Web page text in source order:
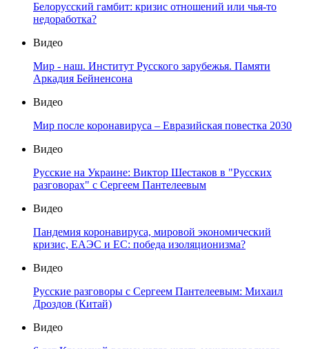
Белорусский гамбит: кризис отношений или чья-то
недоработка?
Видео
Мир - наш. Институт Русского зарубежья. Памяти
Аркадия Бейненсона
Видео
Мир после коронавируса – Евразийская повестка 2030
Видео
Русские на Украине: Виктор Шестаков в "Русских
разговорах" с Сергеем Пантелеевым
Видео
Пандемия коронавируса, мировой экономический
кризис, ЕАЭС и ЕС: победа изоляционизма?
Видео
Русские разговоры с Сергеем Пантелеевым: Михаил
Дроздов (Китай)
Видео